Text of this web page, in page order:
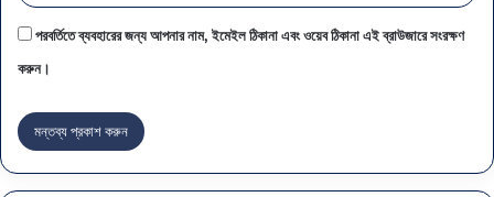
পরবর্তিতে ব্যবহারের জন্য আপনার নাম, ইমেইল ঠিকানা এবং ওয়েব ঠিকানা এই ব্রাউজারে সংরক্ষণ
করুন।